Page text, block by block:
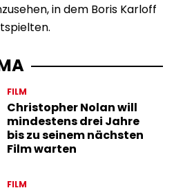
in dem Boris Karloff
FILM
Christopher Nolan will
mindestens drei Jahre
bis zu seinem nächsten
Film warten
FILM